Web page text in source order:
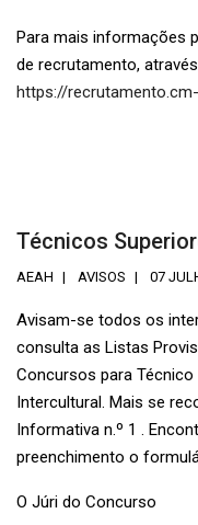
Para mais informações
de recrutamento,
https://
Técnicos
AEAH AVISOS 07
Avisam-se todos os
consulta as Listas
Concursos para
Intercultural. Mais se
Informativa n.º 1 .
preenchimento o
O Júri do Concurso